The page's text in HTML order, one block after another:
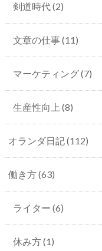
剣道時代(2)
文章の仕事(11)
マーケティング(7)
生産性向上 (8)
オランダ日記(112)
働き方(63)
ライター (6)
休み方(1)